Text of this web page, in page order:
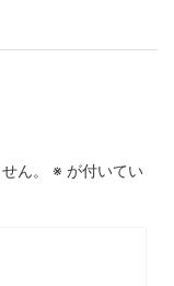
ん。 ※ が付いてい